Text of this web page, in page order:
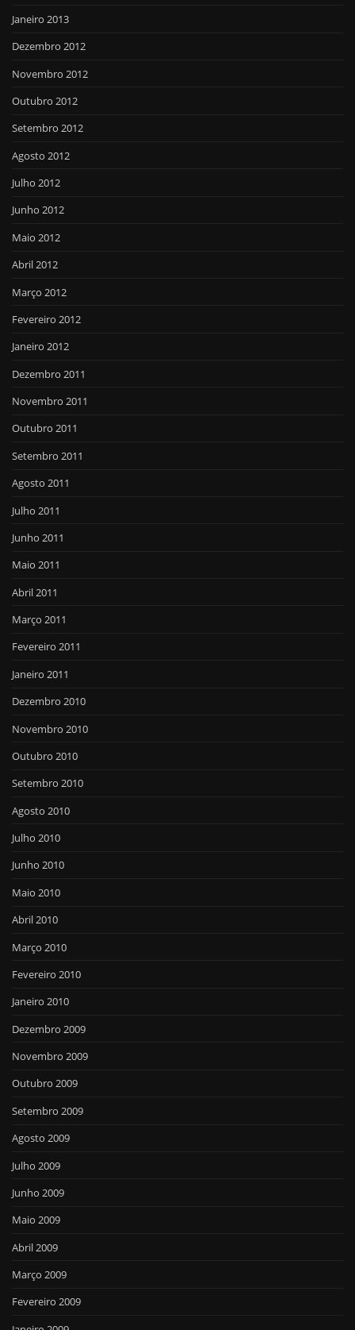
Janeiro 2013
Dezembro 2012
Novembro 2012
Outubro 2012
Setembro 2012
Agosto 2012
Julho 2012
Junho 2012
Maio 2012
Abril 2012
Março 2012
Fevereiro 2012
Janeiro 2012
Dezembro 2011
Novembro 2011
Outubro 2011
Setembro 2011
Agosto 2011
Julho 2011
Junho 2011
Maio 2011
Abril 2011
Março 2011
Fevereiro 2011
Janeiro 2011
Dezembro 2010
Novembro 2010
Outubro 2010
Setembro 2010
Agosto 2010
Julho 2010
Junho 2010
Maio 2010
Abril 2010
Março 2010
Fevereiro 2010
Janeiro 2010
Dezembro 2009
Novembro 2009
Outubro 2009
Setembro 2009
Agosto 2009
Julho 2009
Junho 2009
Maio 2009
Abril 2009
Março 2009
Fevereiro 2009